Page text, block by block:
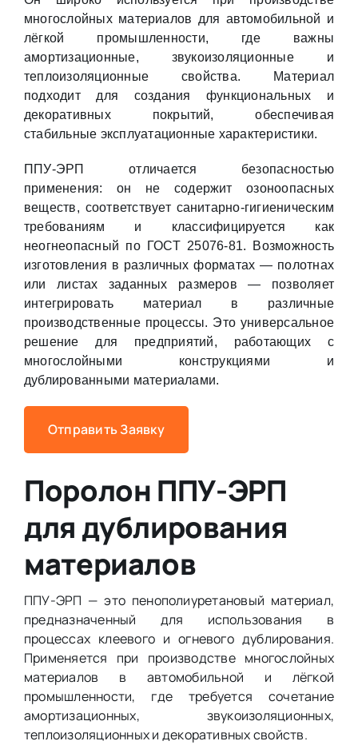
многослойных материалов для автомобильной и
лёгкой промышленности, где важны
амортизационные, звукоизоляционные и
теплоизоляционные свойства. Материал
подходит для создания функциональных и
декоративных покрытий, обеспечивая
стабильные эксплуатационные характеристики.
ППУ-ЭРП отличается безопасностью
применения: он не содержит озоноопасных
веществ, соответствует санитарно-гигиеническим
требованиям и классифицируется как
неогнеопасный по ГОСТ 25076-81. Возможность
изготовления в различных форматах — полотнах
или листах заданных размеров — позволяет
интегрировать материал в различные
производственные процессы. Это универсальное
решение для предприятий, работающих с
многослойными конструкциями и
дублированными материалами.
Отправить Заявку
Поролон ППУ-ЭРП
для дублирования
материалов
ППУ-ЭРП — это пенополиуретановый материал,
предназначенный для использования в
процессах клеевого и огневого дублирования.
Применяется при производстве многослойных
материалов в автомобильной и лёгкой
промышленности, где требуется сочетание
амортизационных, звукоизоляционных,
теплоизоляционных и декоративных свойств.